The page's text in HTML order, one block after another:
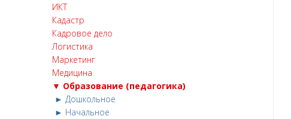
ИКТ
Кадастр
Кадровое дело
Логистика
Маркетинг
Медицина
▼ Образование (педагогика)
► Дошкольное
► Начальное